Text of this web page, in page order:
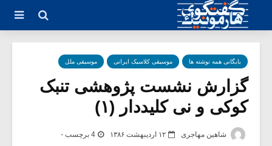
بایگانی همه نوشته ها موسیقی کلاسیک ایرانی موسیقی ملل
گزارش نشست پژوهشی تنبک
کوکی و نی کلیددار (۱)
شاهین مهاجری ۱۲ اردیبهشت ۱۳۸۶ 4 برچسب -